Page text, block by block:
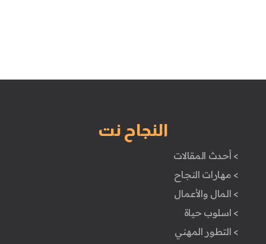
النجاح نت
> أحدث المقالات
> مهارات النجاح
> المال والأعمال
> اسلوب حياة
> التطور المهني